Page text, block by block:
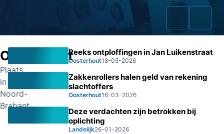
Home
Oosterhout
Plaats
in
Noord-
Brabant
Reeks ontploffingen in Jan Luikenstraat
Oosterhout18-05-2026
Zakkenrollers halen geld van rekening
slachtoffers
Oosterhout16-03-2026
Deze verdachten zijn betrokken bij
oplichting
Landelijk26-01-2026